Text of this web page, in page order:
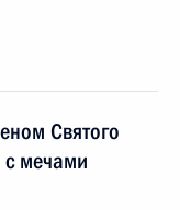
Святого
с мечами